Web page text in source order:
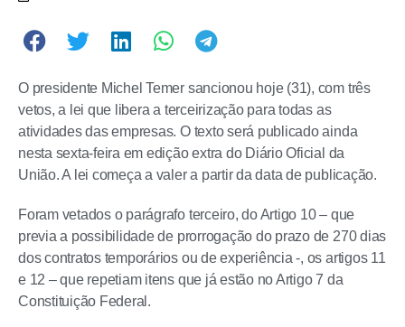
O presidente Michel Temer sancionou hoje (31), com três
vetos, a lei que libera a terceirização para todas as
atividades das empresas. O texto será publicado ainda
nesta sexta-feira em edição extra do Diário Oficial da
União. A lei começa a valer a partir da data de publicação.
Foram vetados o parágrafo terceiro, do Artigo 10 – que
previa a possibilidade de prorrogação do prazo de 270 dias
dos contratos temporários ou de experiência -, os artigos 11
e 12 – que repetiam itens que já estão no Artigo 7 da
Constituição Federal.